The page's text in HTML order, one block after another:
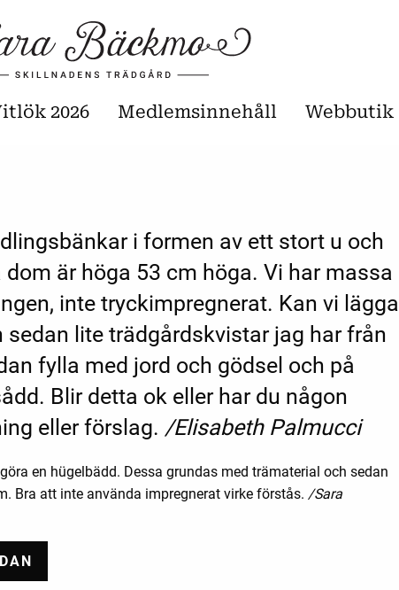
2026 Medlemsinnehåll Webbutik
i formen av ett stort u och
är höga 53 cm höga. Vi har massa
inte tryckimpregnerat. Kan vi lägga
sedan lite trädgårdskvistar jag har från
fylla med jord och gödsel och på
Blir detta ok eller har du någon
eller förslag. /Elisabeth Palmucci
en hügelbädd. Dessa grundas med trämaterial och sedan
Bra att inte använda impregnerat virke förstås. /Sara